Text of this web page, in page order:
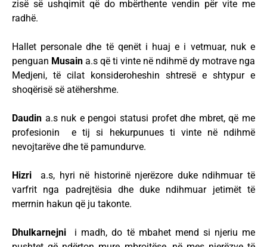
zisë së ushqimit që do mbërthente vendin për vite me
radhë.
Hallet personale dhe të qenët i huaj e i vetmuar, nuk e
penguan Musain a.s që ti vinte në ndihmë dy motrave nga
Medjeni, të cilat konsideroheshin shtresë e shtypur e
shoqërisë së atëhershme.
Daudin a.s nuk e pengoi statusi profet dhe mbret, që me
profesionin e tij si hekurpunues ti vinte në ndihmë
nevojtarëve dhe të pamundurve.
Hizri a.s, hyri në historinë njerëzore duke ndihmuar të
varfrit nga padrejtësia dhe duke ndihmuar jetimët të
merrnin hakun që ju takonte.
Dhulkarnejni i madh, do të mbahet mend si njeriu me